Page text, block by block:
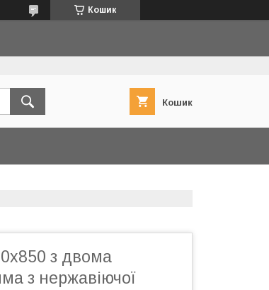
Кошик
Кошик
з двома
з нержавіючої